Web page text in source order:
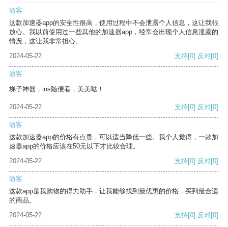
游客
这款加速器app的安全性很高，使用过程中不会泄露个人信息，这让我很
放心。我以前使用过一些其他的加速器app，经常会出现个人信息泄露的
情况，这让我非常担心。
2024-05-22
支持[0] 反对[0]
游客
梯子神器，ins随便看，美美哒！
2024-05-22 支持[0] 反对[0]
游客
这款加速器app的价格有点贵，可以适当降低一些。我个人觉得，一款加
速器app的价格应该在50元以下才比较合理。
2024-05-22
支持[0] 反对[0]
游客
这款app是我购物的得力助手，让我能够找到最优惠的价格，买到最合适
的商品。
2024-05-22
支持[0] 反对[0]